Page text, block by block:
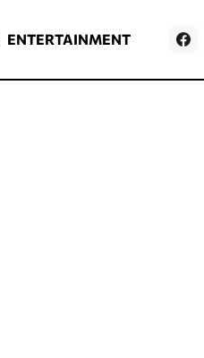
ENTERTAINMENT